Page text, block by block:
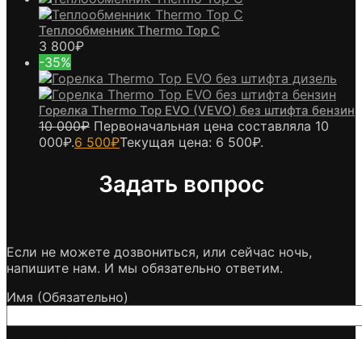
Теплообменник Thermo Top C
3 800₽
-35%
Горелка Thermo Top EVO (VEVO) без штифта бензин
10 000₽ Первоначальная цена составляла 10
000₽.6 500₽Текущая цена: 6 500₽.
Задать вопрос
Если не можете дозвониться, или сейчас ночь,
напишите нам. И мы обязательно ответим.
Имя (Обязательно)